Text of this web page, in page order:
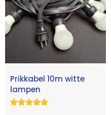
Prikkabel 10m witte
lampen